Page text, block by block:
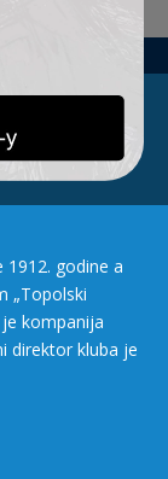
godine a
„Topolski
je kompanija
direktor kluba je